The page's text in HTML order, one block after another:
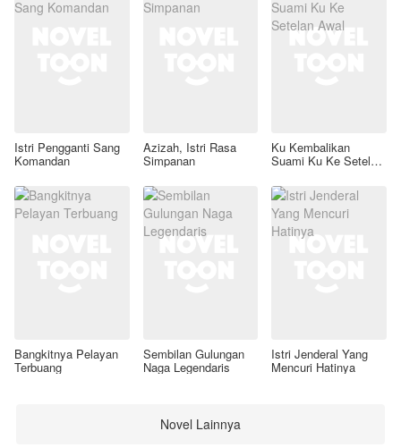
Istri Pengganti Sang
Komandan
Azizah, Istri Rasa
Simpanan
Ku Kembalikan
Suami Ku Ke Setelan
Bangkitnya Pelayan
Terbuang
Sembilan Gulungan
Naga Legendaris
Istri Jenderal Yang
Mencuri Hatinya
Novel Lainnya